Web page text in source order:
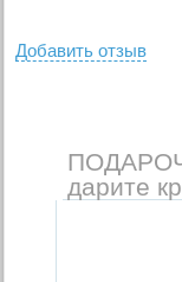
Добавить отзыв
дарите